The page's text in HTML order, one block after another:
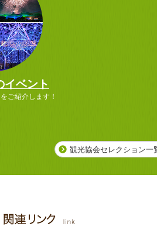
イベント
ご紹介します！
観光協会セレクション一